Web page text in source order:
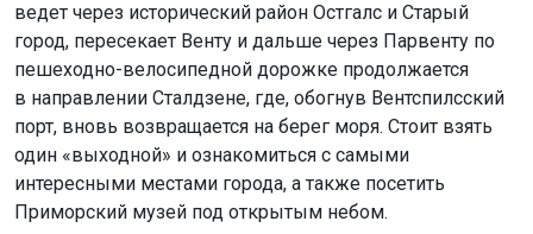
ведет через исторический район Остгалс и Старый
город, пересекает Венту и дальше через Парвенту по
пешеходно-велосипедной дорожке продолжается
в направлении Сталдзене, где, обогнув Вентспилсский
порт, вновь возвращается на берег моря. Стоит взять
один «выходной» и ознакомиться с самыми
интересными местами города, а также посетить
Приморский музей под открытым небом.